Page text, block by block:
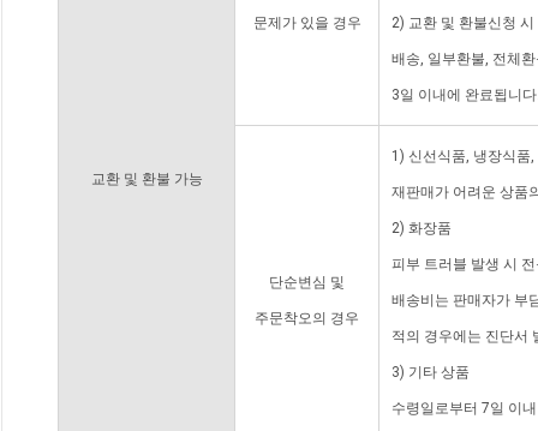
교환 및 환불 가능
문제가 있을 경우 2) 교환 및 환불신청
배송, 일부환불, 전체
3일 이내에 완료됩니
단순변심 및
주문착오의 경우
1) 신선식품, 냉장식품
재판매가 어려운 상품
2) 화장품
피부 트러블 발생 시
배송비는 판매자가 부
적의 경우에는 진단서
3) 기타 상품
수령일로부터 7일 이